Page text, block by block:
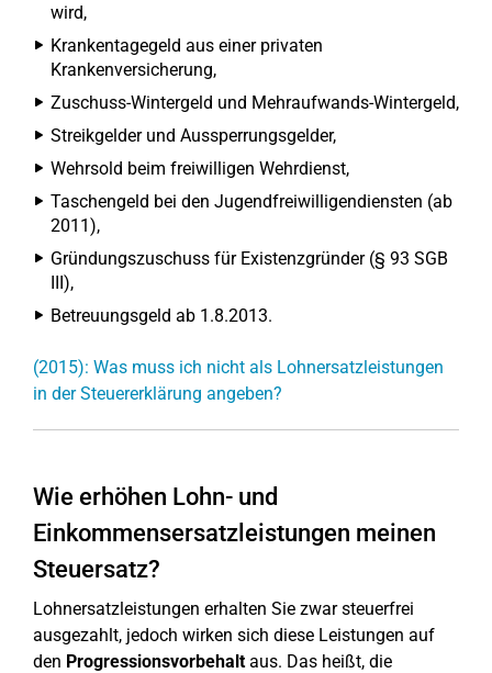
wird,
Krankentagegeld aus einer privaten
Krankenversicherung,
Zuschuss-Wintergeld und Mehraufwands-Wintergeld,
Streikgelder und Aussperrungsgelder,
Wehrsold beim freiwilligen Wehrdienst,
Taschengeld bei den Jugendfreiwilligendiensten (ab
2011),
Gründungszuschuss für Existenzgründer (§ 93 SGB
III),
Betreuungsgeld ab 1.8.2013.
(2015): Was muss ich nicht als Lohnersatzleistungen
in der Steuererklärung angeben?
Wie erhöhen Lohn- und
Einkommensersatzleistungen meinen
Steuersatz?
Lohnersatzleistungen erhalten Sie zwar steuerfrei
ausgezahlt, jedoch wirken sich diese Leistungen auf
den Progressionsvorbehaltaus. Das heißt, die